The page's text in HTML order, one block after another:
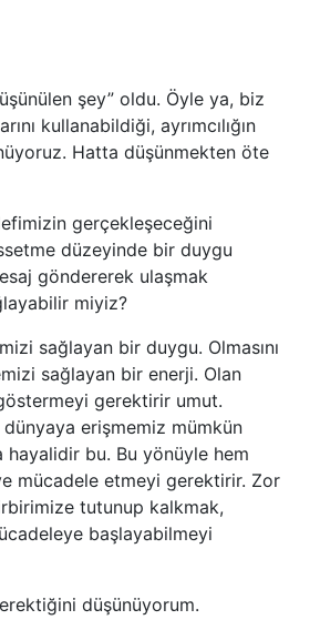
şey” oldu. Öyle ya, biz
kullanabildiği, ayrımcılığın
Hatta düşünmekten öte
gerçekleşeceğini
düzeyinde bir duygu
göndererek ulaşmak
miyiz?
sağlayan bir duygu. Olmasını
sağlayan bir enerji. Olan
gerektirir umut.
erişmemiz mümkün
bu. Bu yönüyle hem
mücadele etmeyi gerektirir. Zor
tutunup kalkmak,
başlayabilmeyi
düşünüyorum.